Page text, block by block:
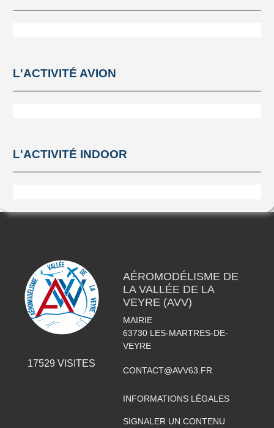
L'ACTIVITÉ AVION
L'ACTIVITÉ INDOOR
17529 VISITES
AÉROMODÉLISME DE
LA VALLÉE DE LA
VEYRE (AVV)
MAIRIE
63730 LES-MARTRES-DE-
VEYRE
CONTACT@AVV63.FR
INFORMATIONS LÉGALES
SIGNALER UN CONTENU